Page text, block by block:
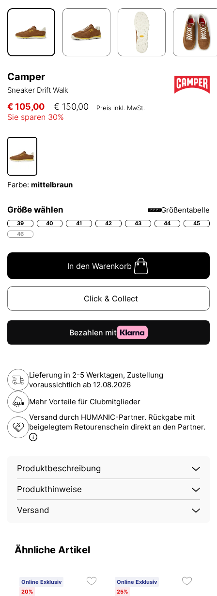
Camper
Sneaker Drift Walk
€ 105,00 € 150,00 Preis inkl. MwSt.
Sie sparen 30%
Farbe: mittelbraun
Größe wählen Größentabelle
39 40 41 42 43 44
45
46
In den Warenkorb
Click & Collect
Lieferung in 2-5 Werktagen, Zustellung
voraussichtlich ab 12.08.2026
Mehr Vorteile für Clubmitglieder
Versand durch HUMANIC-Partner. Rückgabe mit
beigelegtem Retourenschein direkt an den Partner.
Produktbeschreibung
Produkthinweise
Versand
Ähnliche Artikel
Online Exklusiv
20%
Online Exklusiv
25%